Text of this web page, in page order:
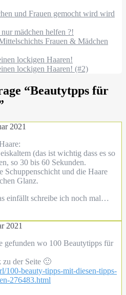
und Frauen gemocht wird wird
mädchen helfen ?!
Frauen & Mädchen
lockigen Haaren!
lockigen Haaren! (#2)
“Beautytpps für
2021
(das ist wichtig dass es so
so 30 bis 60 Sekunden.
Schuppenschicht und die Haare
Glanz.
einfällt schreibe ich noch mal…
2021
gefunden wo 100 Beautytipps für
der Seite 🙂
100-beauty-tipps-mit-diesen-tipps-
276483.html